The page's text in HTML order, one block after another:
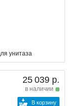
унитаза
25 039 р.
в наличии
В корзину